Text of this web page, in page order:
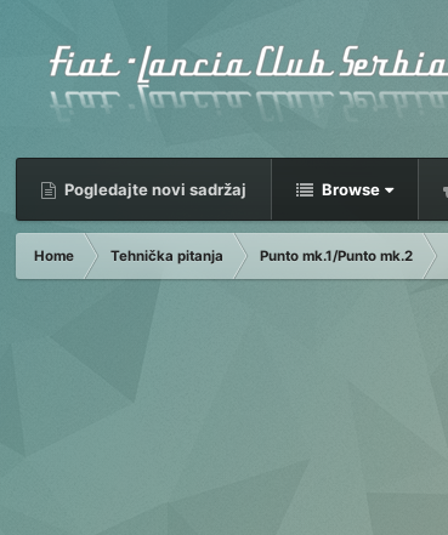
Pogledajte novi sadržaj Browse
Home Tehnička pitanja Punto mk.1/Punto mk.2